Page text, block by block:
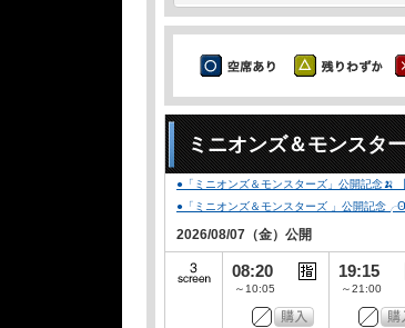
ミニオンズ＆モンスタ
●「ミニオンズ＆モンスターズ」公開記念🍌
●「ミニオンズ＆モンスターズ 」公開記念
2026/08/07（金）公開
08:20
～10:05
19:15
～21:00